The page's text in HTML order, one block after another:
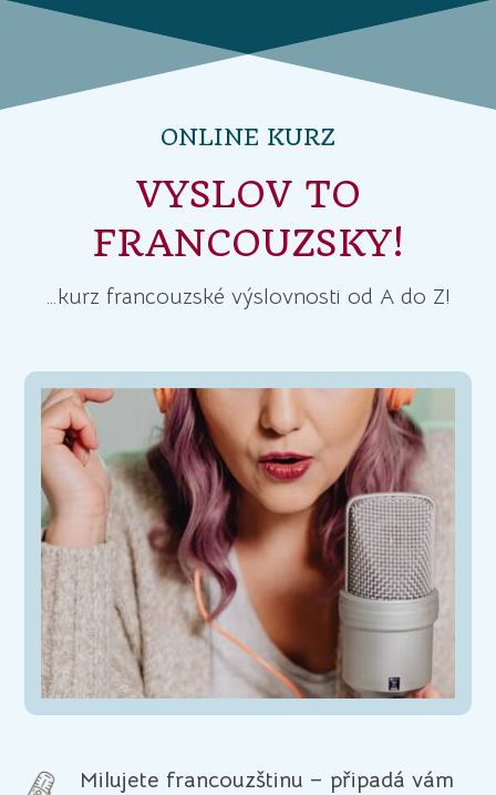
ONLINE KURZ
VYSLOV TO
FRANCOUZSKY!
…kurz francouzské výslovnosti od A do Z!
Milujete francouzštinu – připadá vám